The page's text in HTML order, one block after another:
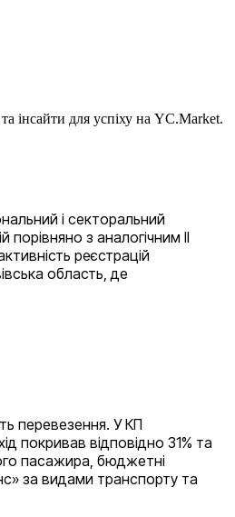
інсайти для успіху на YC.Market.
і секторальний
з аналогічним ІІ
реєстрацій
область, де
перевезення. У КП
покривав відповідно 31% та
пасажира, бюджетні
за видами транспорту та